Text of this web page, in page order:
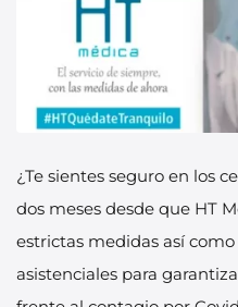
¿Te sientes seguro en los
dos meses desde que HT
estrictas medidas así
asistenciales para